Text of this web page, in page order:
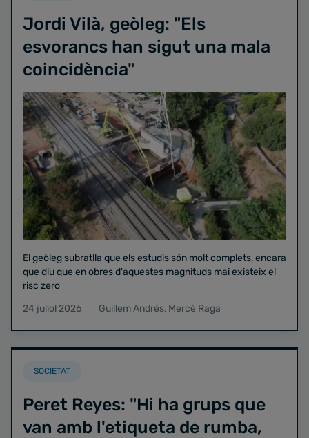
Jordi Vilà, geòleg: "Els
esvorancs han sigut una mala
coincidència"
El geòleg subratlla que els estudis són molt complets, encara
que diu que en obres d'aquestes magnituds mai existeix el
risc zero
24 juliol 2026
Guillem Andrés, Mercè Raga
SOCIETAT
Peret Reyes: "Hi ha grups que
van amb l'etiqueta de rumba,